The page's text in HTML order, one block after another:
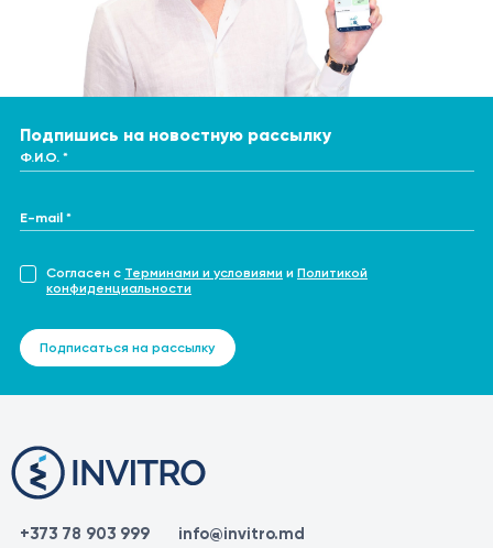
Подпишись на новостную рассылку
Ф.И.О. *
E-mail *
Согласен с Терминами и условиями и Политикой
конфиденциальности
Подписаться на рассылку
+373 78 903 999 info@invitro.md